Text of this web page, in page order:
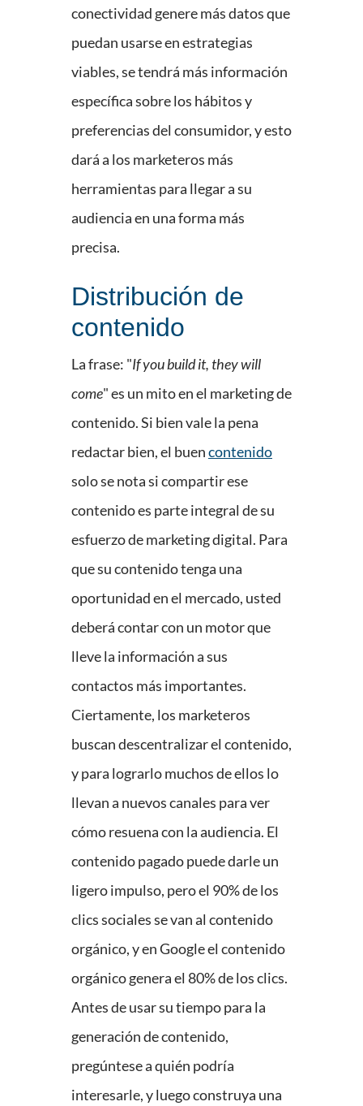
conectividad genere más datos que
puedan usarse en estrategias
viables, se tendrá más información
específica sobre los hábitos y
preferencias del consumidor, y esto
dará a los marketeros más
herramientas para llegar a su
audiencia en una forma más
precisa.
Distribución de
contenido
La frase: "If you build it, they will
come" es un mito en el marketing de
contenido. Si bien vale la pena
redactar bien, el buencontenido
solo se nota si compartir ese
contenido es parte integral de su
esfuerzo de marketing digital. Para
que su contenido tenga una
oportunidad en el mercado, usted
deberá contar con un motor que
lleve la información a sus
contactos más importantes.
Ciertamente, los marketeros
buscan descentralizar el contenido,
y para lograrlo muchos de ellos lo
llevan a nuevos canales para ver
cómo resuena con la audiencia. El
contenido pagado puede darle un
ligero impulso, pero el 90% de los
clics sociales se van al contenido
orgánico, y en Google el contenido
orgánico genera el 80% de los clics.
Antes de usar su tiempo para la
generación de contenido,
pregúntese a quién podría
interesarle, y luego construya una